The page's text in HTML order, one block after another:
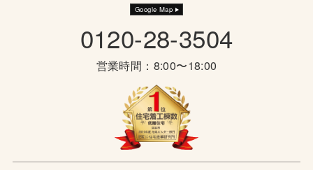
Google Map
0120-28-3504
営業時間：8:00〜18:00